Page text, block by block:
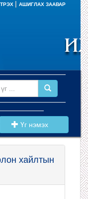
АШИГЛАХ ЗААВАР
Үг нэмэх
хайлтын